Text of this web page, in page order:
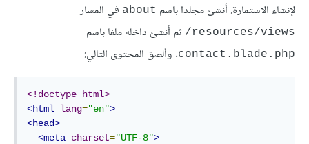
لإنشاء الاستمارة. أنشئ مجلدا باسم about في المسار
resources/views/ ثم أنشئ داخله ملفا باسم
contact.blade.php. وألصق المحتوى التالي:
<!doctype html>
<html lang="en">
<head>
<meta charset="UTF-8">